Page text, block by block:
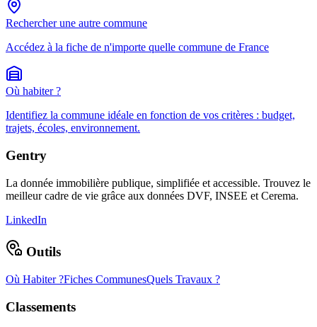
Rechercher une autre commune
Accédez à la fiche de n'importe quelle commune de France
Où habiter ?
Identifiez la commune idéale en fonction de vos critères : budget,
trajets, écoles, environnement.
Gentry
La donnée immobilière publique, simplifiée et accessible. Trouvez le
meilleur cadre de vie grâce aux données DVF, INSEE et Cerema.
LinkedIn
Outils
Où Habiter ?Fiches CommunesQuels Travaux ?
Classements